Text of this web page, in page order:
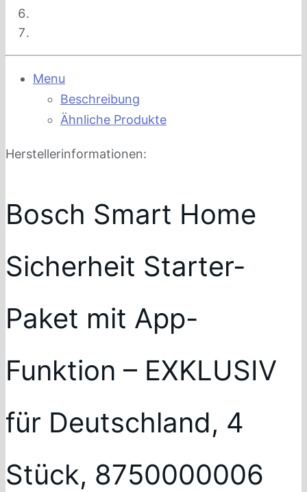
Menu
Beschreibung
Ähnliche Produkte
Herstellerinformationen:
Bosch Smart Home
Sicherheit Starter-
Paket mit App-
Funktion – EXKLUSIV
für Deutschland, 4
Stück, 8750000006